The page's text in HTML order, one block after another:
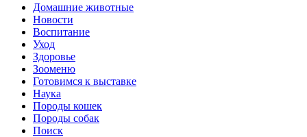
Домашние животные
Новости
Воспитание
Уход
Здоровье
Зооменю
Готовимся к выставке
Наука
Породы кошек
Породы собак
Поиск